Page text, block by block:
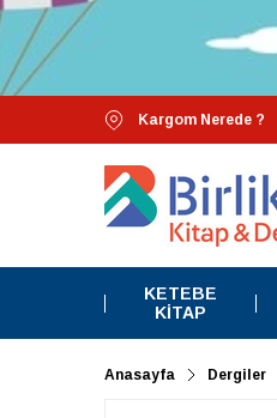
Kargom Nerede ?
KETEBE
KITAP
Anasayfa Dergiler